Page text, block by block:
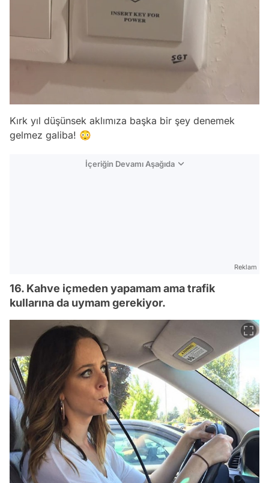
Kırk yıl düşünsek aklımıza başka bir şey denemek
gelmez galiba! 😳
İçeriğin Devamı Aşağıda
Reklam
16. Kahve içmeden yapamam ama trafik
kullarına da uymam gerekiyor.